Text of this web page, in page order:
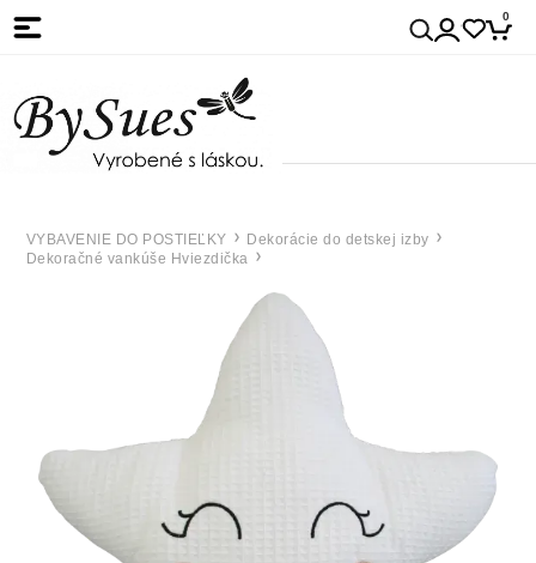
0
VYBAVENIE DO POSTIEĽKY
Dekorácie do detskej izby
Dekoračné vankúše Hviezdička